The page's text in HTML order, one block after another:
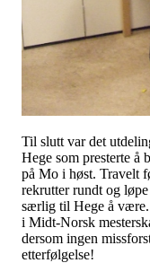
Til slutt var det
Hege som presterte å
på Mo i høst. Travelt
rekrutter rundt og
særlig til Hege å være.
i Midt-Norsk
dersom ingen
etterfølgelse!